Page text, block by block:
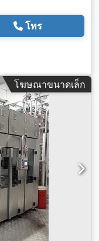
โทร
โฆษณาขนาดเล็ก